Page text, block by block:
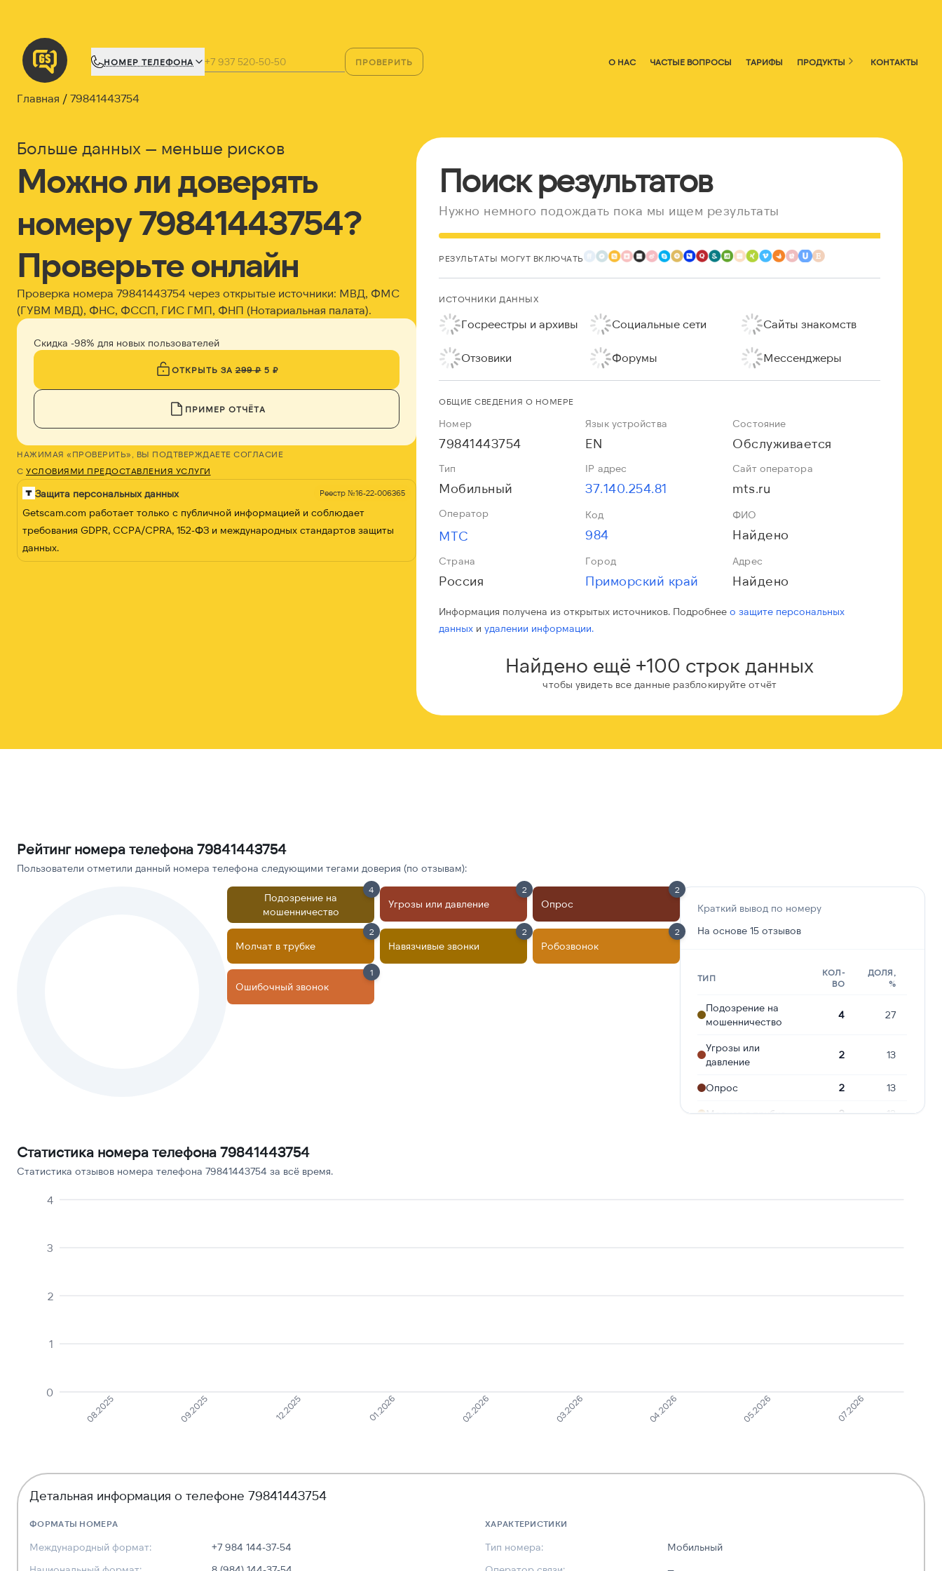
НОМЕР ТЕЛЕФОНА ПРОВЕРИТЬ О НАС ЧАСТЫЕ ВОПРОСЫ ТАРИФЫ ПРОДУКТЫ КОНТАКТЫ
Главная 79841443754
Больше данных — меньше рисков
Можно ли доверять
номеру 79841443754?
Проверьте онлайн
Проверка номера 79841443754 через открытые источники: МВД, ФМС
(ГУВМ МВД), ФНС, ФССП, ГИС ГМП, ФНП (Нотариальная палата).
Скидка -98% для новых пользователей
ОТКРЫТЬ ЗА299 ₽5 ₽
ПРИМЕР ОТЧЁТА
НАЖИМАЯ «ПРОВЕРИТЬ», ВЫ ПОДТВЕРЖДАЕТЕ СОГЛАСИЕ
С УСЛОВИЯМИ ПРЕДОСТАВЛЕНИЯ УСЛУГИ
Защита персональных данных Реестр №16-22-006365
Getscam.com работает только с публичной информацией и соблюдает
требования GDPR, CCPA/CPRA, 152-ФЗ и международных стандартов защиты
данных.
Поиск результатов
Нужно немного подождать пока мы ищем результаты
РЕЗУЛЬТАТЫ МОГУТ ВКЛЮЧАТЬ
ИСТОЧНИКИ ДАННЫХ
Госреестры и архивы Социальные сети Сайты знакомств
Отзовики Форумы Мессенджеры
ОБЩИЕ СВЕДЕНИЯ О НОМЕРЕ
Номер
79841443754
Язык устройства
EN
Состояние
Обслуживается
Тип
Мобильный
IP адрес
37.140.254.81
Сайт оператора
mts.ru
Оператор
МТС
Код
984
ФИО
Найдено
Страна
Россия
Город
Приморский край
Адрес
Найдено
Информация получена из открытых источников. Подробнеео защите персональных
данных иудалении информации.
Найдено ещё +100 строк данных
чтобы увидеть все данные разблокируйте отчёт
Рейтинг номера телефона 79841443754
Пользователи отметили данный номера телефона следующими тегами доверия (по отзывам):
Подозрение на
мошенничество
4
Угрозы или давление
2
Опрос
2
Молчат в трубке
2
Навязчивые звонки
2
Робозвонок
2
Ошибочный звонок
1
Краткий вывод по номеру
На основе 15 отзывов
ТИП
КОЛ-
ВО
ДОЛЯ,
%
Подозрение на
мошенничество
4 27
Угрозы или
давление
2 13
Опрос 2 13
Молчат в трубке 2 13
Статистика номера телефона 79841443754
Статистика отзывов номера телефона 79841443754 за всё время.
0
1
2
3
4
08.2025 09.2025 12.2025 01.2026 02.2026 03.2026 04.2026 05.2026 07.2026
Детальная информация о телефоне 79841443754
ФОРМАТЫ НОМЕРА
Международный формат:
+7 984 144-37-54
ХАРАКТЕРИСТИКИ
Тип номера:
Мобильный